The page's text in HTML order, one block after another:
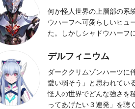
何か怪人世界の上層部の系
ウハーフへ可愛らしいヒュ
た。しかしシャドウハーフ
デルフィニウム
ダーククリムゾンハーツに
愛い弱そう」と思われてい
怪人の世界でどんな強さを
ってあげたい３連発」を聴